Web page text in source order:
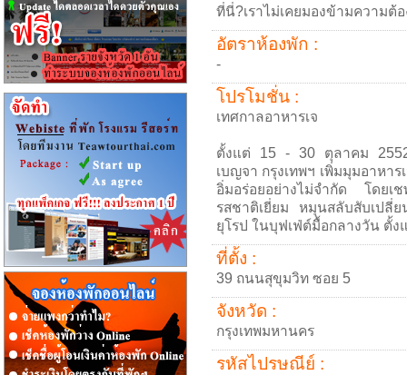
ที่นี่?เราไม่เคยมองข้ามความต้
อัตราห้องพัก :
-
โปรโมชั่น :
เทศกาลอาหารเจ
ตั้งแต่ 15 - 30 ตุลาคม 2552
เบญจา กรุงเทพฯ เพิ่มมุมอาหา
อิ่มอร่อยอย่างไม่จำกัด โดยเช
รสชาติเยี่ยม หมุนสลับสับเปลี่
ยุโรป ในบุฟเฟ่ต์มื้อกลางวัน ตั้ง
ที่ตั้ง :
39 ถนนสุขุมวิท ซอย 5
จังหวัด :
กรุงเทพมหานคร
รหัสไปรษณีย์ :